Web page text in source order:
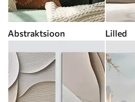
Abstraktsioon Lilled